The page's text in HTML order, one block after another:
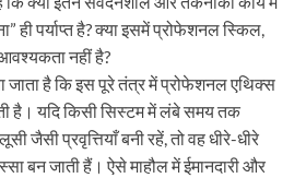
ही पर्याप्त है? क्या इसमें प्रोफेशनल स्किल,
नहीं है?
जाता है कि इस पूरे तंत्र में प्रोफेशनल एथिक्स
है। यदि किसी सिस्टम में लंबे समय तक
जैसी प्रवृत्तियाँ बनी रहें, तो वह धीरे-धीरे
बन जाती हैं। ऐसे माहौल में ईमानदारी और